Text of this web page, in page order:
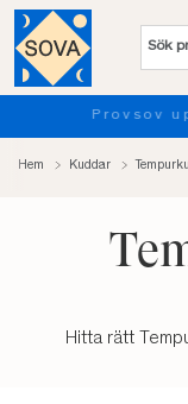
Provsov
Hem Kuddar
Hitta rätt